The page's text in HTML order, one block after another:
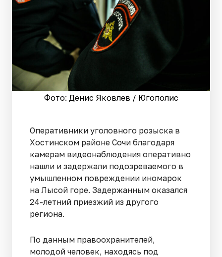
Фото: Денис Яковлев / Югополис
Оперативники уголовного розыска в
Хостинском районе Сочи благодаря
камерам видеонаблюдения оперативно
нашли и задержали подозреваемого в
умышленном повреждении иномарок
на Лысой горе. Задержанным оказался
24-летний приезжий из другого
региона.
По данным правоохранителей,
молодой человек, находясь под